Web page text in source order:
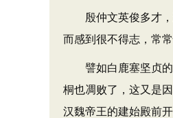
殷仲文英俊多才，
而感到很不得志，常
譬如白鹿塞坚贞的
桐也凋败了，这又是
汉魏帝王的建始殿前